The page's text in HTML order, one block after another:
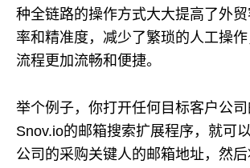
种全链路的操作方式大大提高了外
率和精准度，减少了繁琐的人工操
流程更加流畅和便捷。
举个例子，你打开任何目标客户公
Snov.io的邮箱搜索扩展程序，就可
公司的采购关键人的邮箱地址，然